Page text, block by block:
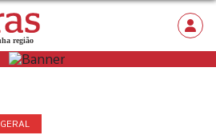
GERAL